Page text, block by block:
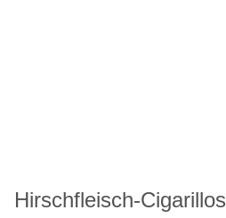
Hirschfleisch-Cigarillos